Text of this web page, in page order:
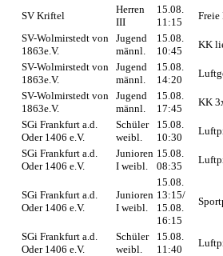
SV Kriftel
Herren
III
15.08.
11:15
Freie
SV-Wolmirstedt von
1863e.V.
Jugend
männl.
15.08.
10:45
KK
SV-Wolmirstedt von
1863e.V.
Jugend
männl.
15.08.
14:20
SV-Wolmirstedt von
1863e.V.
Jugend
männl.
15.08.
17:45
KK
SGi Frankfurt a.d.
Oder 1406 e.V.
Schüler
weibl.
15.08.
10:30
SGi Frankfurt a.d.
Oder 1406 e.V.
Junioren
I weibl.
15.08.
08:35
SGi Frankfurt a.d.
Oder 1406 e.V.
Junioren
I weibl.
15.08.
13:15/
15.08.
16:15
SGi Frankfurt a.d.
Oder 1406 e.V.
Schüler
weibl.
15.08.
11:40